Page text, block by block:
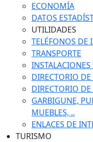
ECONOMÍA
DATOS
UTILIDADES
TELÉFONOS DE
TRANSPORTE
INSTALACIONES
DIRECTORIO
DIRECTORIO
GARBIGUNE,
MUEBLES, ..
ENLACES DE
TURISMO